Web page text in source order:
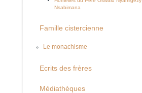
Nsabimana
Famille cistercienne
Le monachisme
Ecrits des frères
Médiathèques